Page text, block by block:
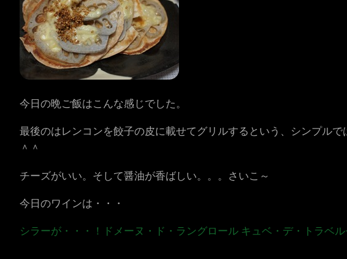
今日の晩ご飯はこんな感じでした。
最後のはレンコンを餃子の皮に載せてグリルするという、シンプル
＾＾
チーズがいい。そして醤油が香ばしい。。。さいこ～
今日のワインは・・・
シラーが・・・！ドメーヌ・ド・ラングロール キュベ・デ・トラベル